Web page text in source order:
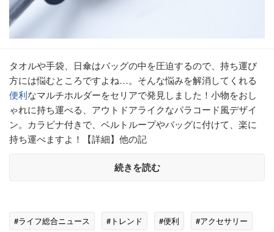
タオルや手袋、日傘はバッグの中を圧迫するので、持ち運び
方には悩むところですよね…。そんな悩みを解消してくれる
便利なマルチホルダーをセリアで発見しました！小物をおし
ゃれに持ち運べる、アウトドアライクなパラコード風デザイ
ン。カラビナ付きで、ベルトループやバッグに付けて、楽に
持ち運べますよ！【詳細】他の記
続きを読む
#ライフ総合ニュース #トレンド #便利
#アクセサリー